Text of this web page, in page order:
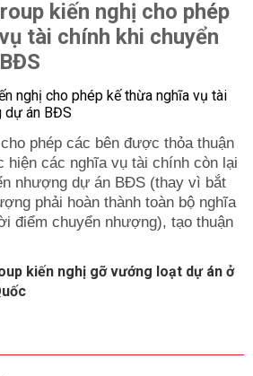
kiến nghị cho phép
tài chính khi chuyển
phép các bên được thỏa thuận
hiện các nghĩa vụ tài chính còn lại
nhượng dự án BĐS (thay vì bắt
phải hoàn thành toàn bộ nghĩa
điểm chuyển nhượng), tạo thuận
kiến nghị gỡ vướng loạt dự án ở